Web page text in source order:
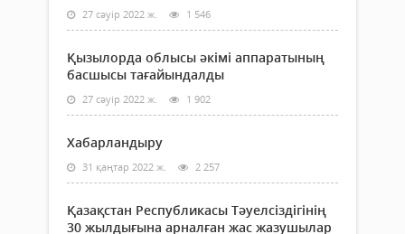
27 сәуір 2022 ж. 1 546
Қызылорда облысы әкімі аппаратының
басшысы тағайындалды
27 сәуір 2022 ж. 1 902
Хабарландыру
31 қаңтар 2022 ж. 2 257
Қазақстан Республикасы Тәуелсіздігінің
30 жылдығына арналған жас жазушылар